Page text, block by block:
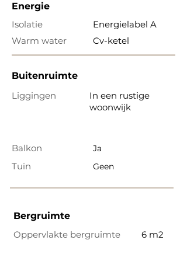
Energie
Isolatie
Warm water
Energielabel A
Cv-ketel
Buitenruimte
Liggingen
In een rustige
woonwijk
Balkon
Tuin
Ja
Geen
Bergruimte
Oppervlakte bergruimte
6 m2